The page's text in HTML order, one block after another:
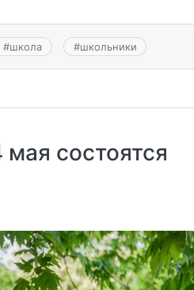
#школа #школьники
состоятся